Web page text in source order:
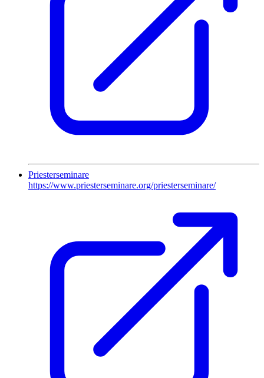
Priesterseminare
https://www.priesterseminare.org/priesterseminare/